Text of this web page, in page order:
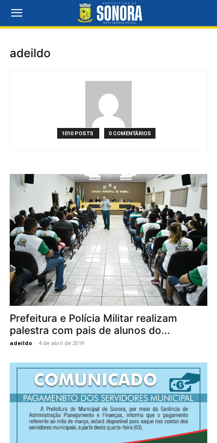
adeildo
1010 POSTS 0 COMENTÁRIOS
Prefeitura e Polícia Militar realizam
palestra com pais de alunos do...
adeildo - 4 de abril de 2019